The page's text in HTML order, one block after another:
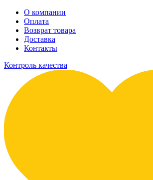
О компании
Оплата
Возврат товара
Доставка
Контакты
Контроль качества